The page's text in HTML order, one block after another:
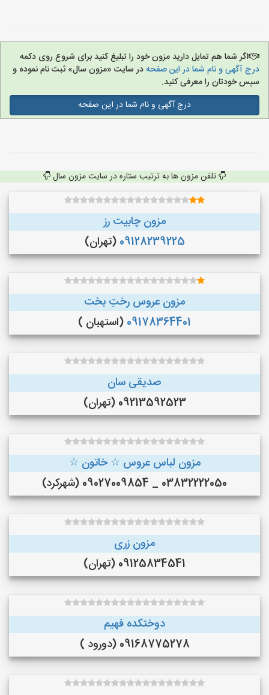
اگر شما هم تمایل دارید مزون خود را تبلیغ کنید برای شروع روی دکمه
درج آگهی و نام شما در این صفحهدر سایت «مزون سال» ثبت نام نموده و
سپس خودتان را معرفی کنید.
درج آگهی و نام شما در این صفحه
تلفن مزون ها به ترتیب ستاره در سایت مزون سال
مزون چابیت رز
09128239225 (تهران)
مزون عروس رختِ بخت
09178364401 (استهبان )
صدیقی سان
09213592523 (تهران)
مزون لباس عروس ☆ خاتون ☆
03832222050 _ 09027009854 (شهرکرد)
مزون زری
09125834541 (تهران)
دوختکده فهیم
09168775278 (دورود )